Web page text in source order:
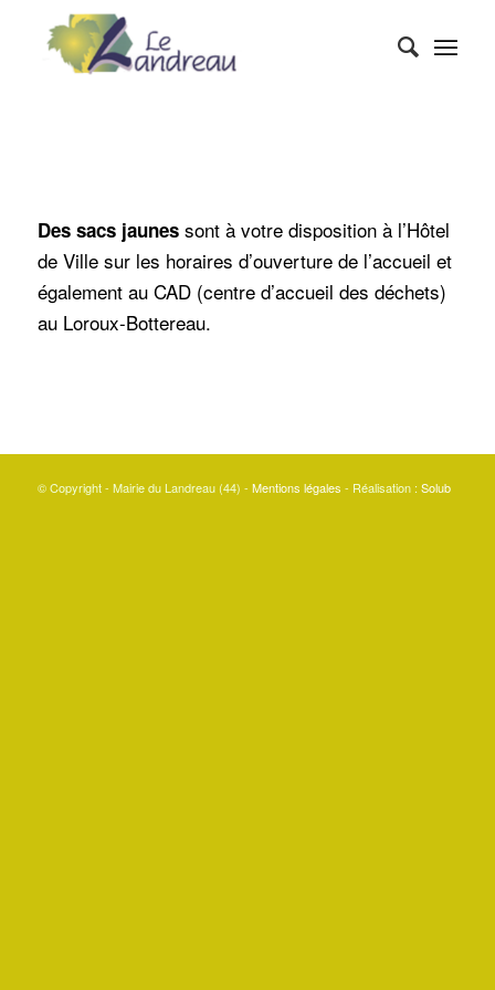
Des sacs jaunessont à votre disposition à l’Hôtel
de Ville sur les horaires d’ouverture de l’accueil et
également au CAD (centre d’accueil des déchets)
au Loroux-Bottereau.
© Copyright - Mairie du Landreau (44) - Mentions légales - Réalisation : Solub